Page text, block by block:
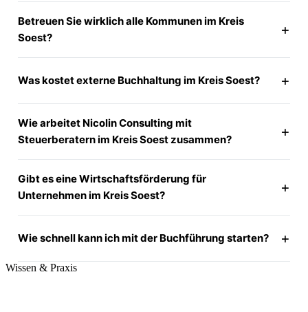
Betreuen Sie wirklich alle Kommunen im Kreis
Soest?
Was kostet externe Buchhaltung im Kreis Soest?
Wie arbeitet Nicolin Consulting mit
Steuerberatern im Kreis Soest zusammen?
Gibt es eine Wirtschaftsförderung für
Unternehmen im Kreis Soest?
Wie schnell kann ich mit der Buchführung starten?
Wissen & Praxis